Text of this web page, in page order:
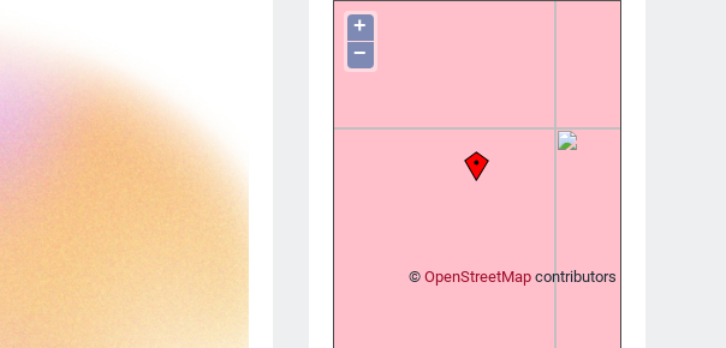
+
−
© OpenStreetMapcontributors